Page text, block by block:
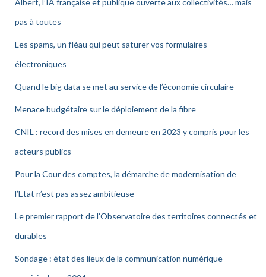
Albert, l’IA française et publique ouverte aux collectivités… mais
pas à toutes
Les spams, un fléau qui peut saturer vos formulaires
électroniques
Quand le big data se met au service de l’économie circulaire
Menace budgétaire sur le déploiement de la fibre
CNIL : record des mises en demeure en 2023 y compris pour les
acteurs publics
Pour la Cour des comptes, la démarche de modernisation de
l’Etat n’est pas assez ambitieuse
Le premier rapport de l’Observatoire des territoires connectés et
durables
Sondage : état des lieux de la communication numérique